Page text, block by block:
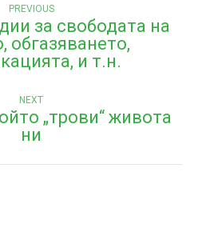
PREVIOUSPrevious
post:
за свободата на
обгазяването,
и т.н.
NEXTNext
post:
„трови“ живота
ни